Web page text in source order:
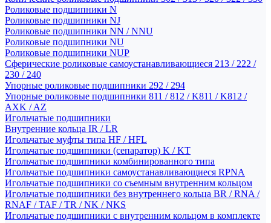
Роликовые подшипники N
Роликовые подшипники NJ
Роликовые подшипники NN / NNU
Роликовые подшипники NU
Роликовые подшипники NUP
Сферические роликовые самоустанавливающиеся 213 / 222 /
230 / 240
Упорные роликовые подшипники 292 / 294
Упорные роликовые подшипники 811 / 812 / K811 / K812 /
AXK / AZ
Игольчатые подшипники
Внутренние кольца IR / LR
Игольчатые муфты типа HF / HFL
Игольчатые подшипники (сепаратор) K / KT
Игольчатые подшипники комбинированного типа
Игольчатые подшипники самоустанавливающиеся RPNA
Игольчатые подшипники со съемным внутренним кольцом
Игольчатые подшипники без внутреннего кольца BR / RNA /
RNAF / TAF / TR / NK / NKS
Игольчатые подшипники с внутренним кольцом в комплекте